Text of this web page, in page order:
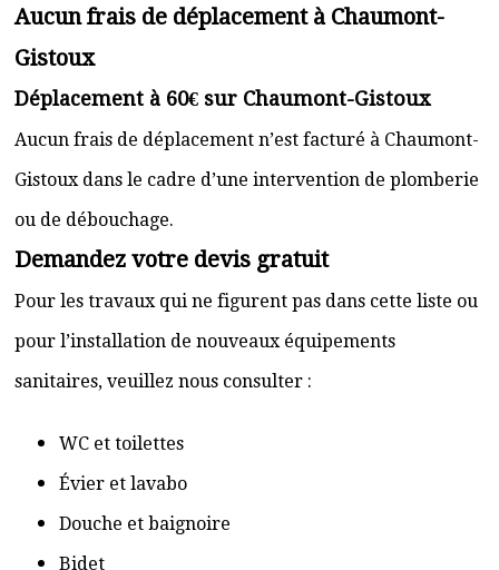
Aucun frais de déplacement à Chaumont-
Gistoux
Déplacement à 60€ sur Chaumont-Gistoux
Aucun frais de déplacement n’est facturé à Chaumont-
Gistoux dans le cadre d’une intervention de plomberie
ou de débouchage.
Demandez votre devis gratuit
Pour les travaux qui ne figurent pas dans cette liste ou
pour l’installation de nouveaux équipements
sanitaires, veuillez nous consulter :
WC et toilettes
Évier et lavabo
Douche et baignoire
Bidet